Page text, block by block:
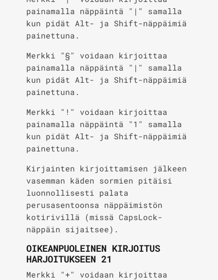
painamalla näppäintä "|" samalla
kun pidät Alt- ja Shift-näppäimiä
painettuna.
Merkki "§" voidaan kirjoittaa
painamalla näppäintä "|" samalla
kun pidät Alt- ja Shift-näppäimiä
painettuna.
Merkki "!" voidaan kirjoittaa
painamalla näppäintä "1" samalla
kun pidät Alt- ja Shift-näppäimiä
painettuna.
Kirjainten kirjoittamisen jälkeen
vasemman käden sormien pitäisi
luonnollisesti palata
perusasentoonsa näppäimistön
kotirivillä (missä CapsLock-
näppäin sijaitsee).
OIKEANPUOLEINEN KIRJOITUS
HARJOITUKSEEN 21
Merkki "+" voidaan kirjoittaa